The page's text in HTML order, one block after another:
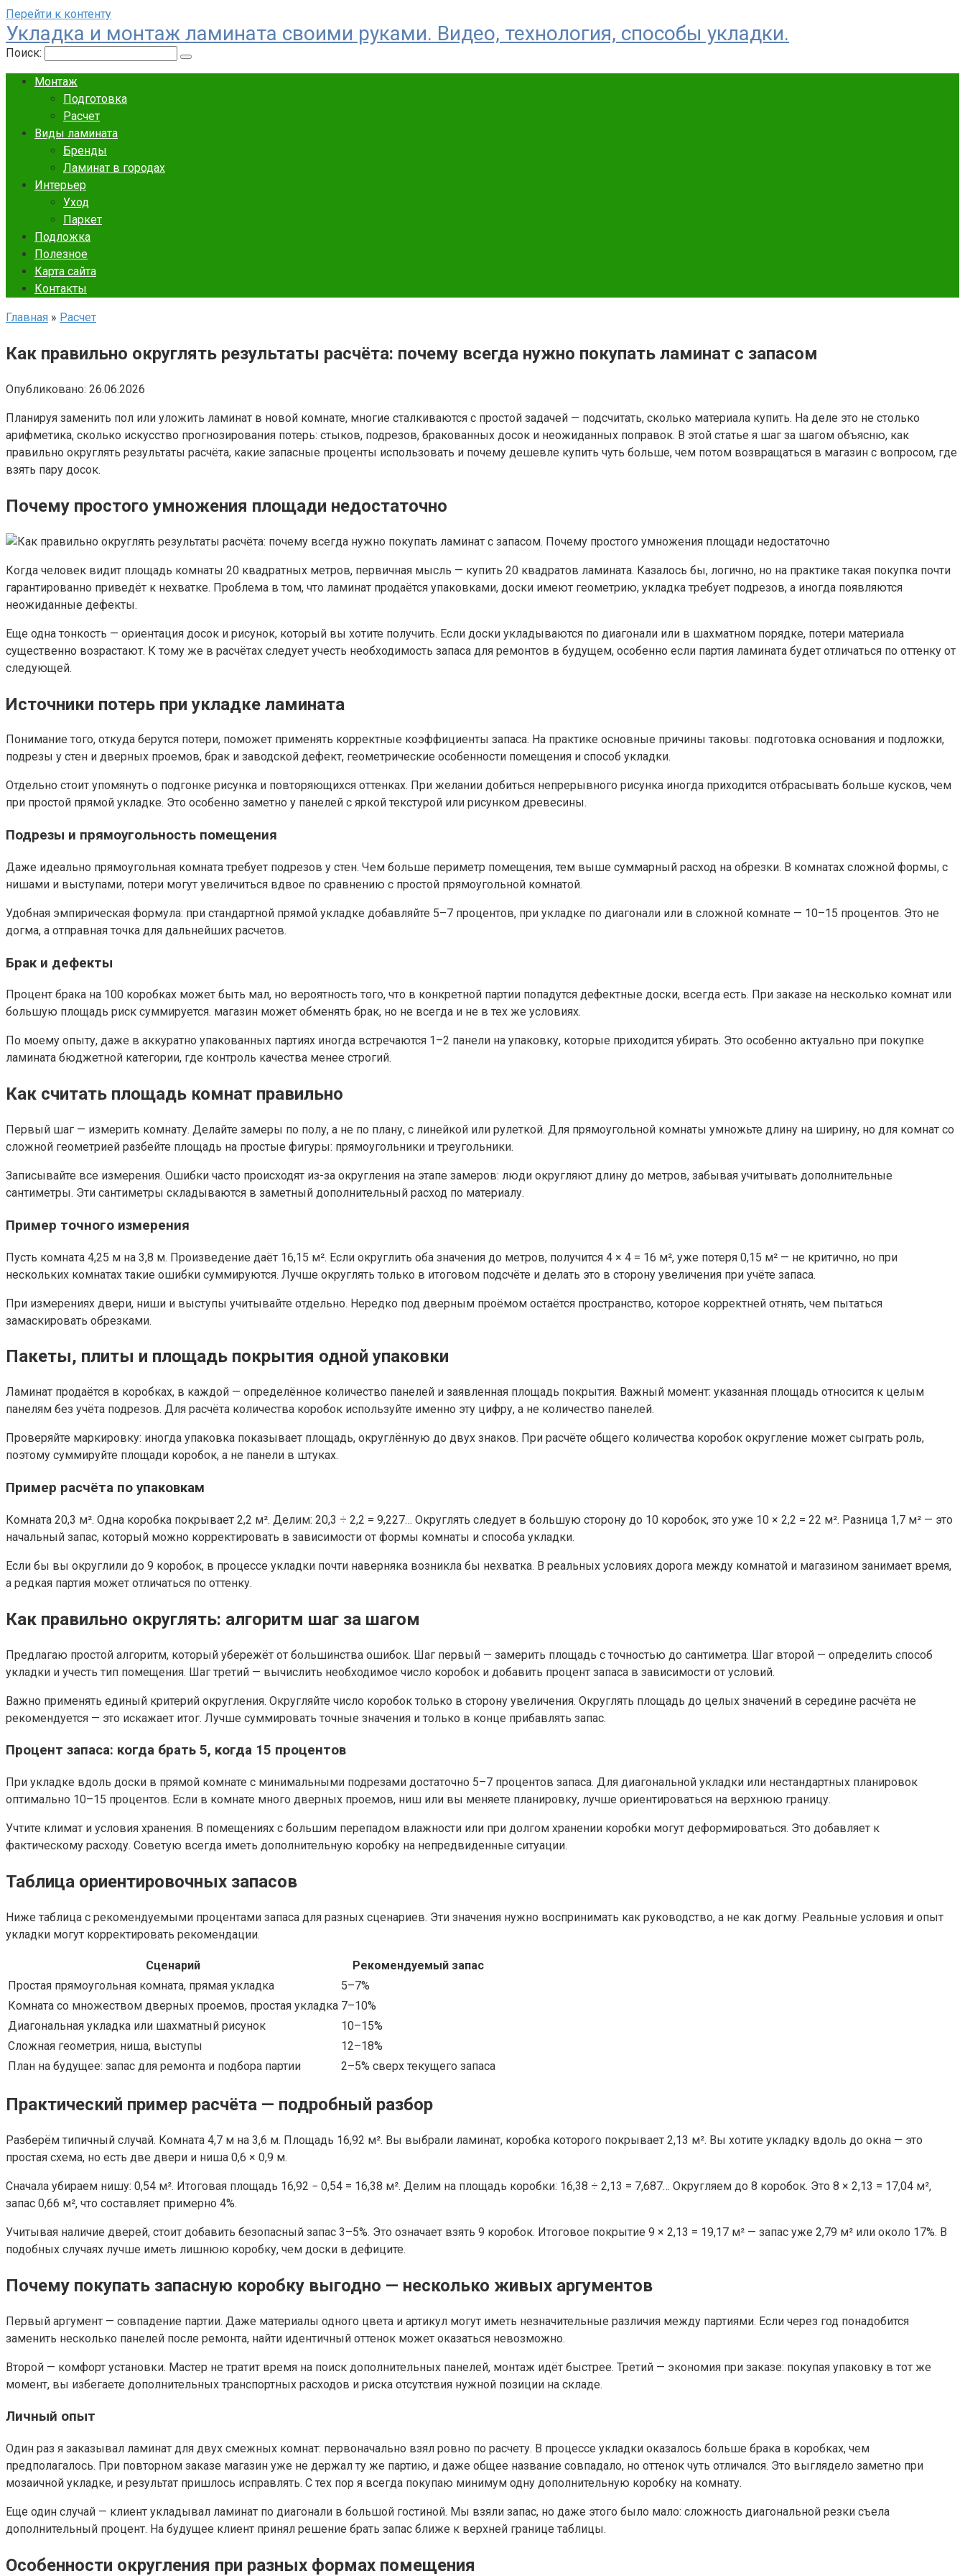
Перейти к контенту
Укладка и монтаж ламината своими руками. Видео, технология, способы укладки.
Поиск:
Монтаж
Подготовка
Расчет
Виды ламината
Бренды
Ламинат в городах
Интерьер
Уход
Паркет
Подложка
Полезное
Карта сайта
Контакты
Главная » Расчет
Как правильно округлять результаты расчёта: почему всегда нужно покупать ламинат с запасом
Опубликовано: 26.06.2026
Планируя заменить пол или уложить ламинат в новой комнате, многие сталкиваются с простой задачей — подсчитать, сколько материала купить. На деле это не столько
арифметика, сколько искусство прогнозирования потерь: стыков, подрезов, бракованных досок и неожиданных поправок. В этой статье я шаг за шагом объясню, как
правильно округлять результаты расчёта, какие запасные проценты использовать и почему дешевле купить чуть больше, чем потом возвращаться в магазин с вопросом, где
взять пару досок.
Почему простого умножения площади недостаточно
Когда человек видит площадь комнаты 20 квадратных метров, первичная мысль — купить 20 квадратов ламината. Казалось бы, логично, но на практике такая покупка почти
гарантированно приведёт к нехватке. Проблема в том, что ламинат продаётся упаковками, доски имеют геометрию, укладка требует подрезов, а иногда появляются
неожиданные дефекты.
Еще одна тонкость — ориентация досок и рисунок, который вы хотите получить. Если доски укладываются по диагонали или в шахматном порядке, потери материала
существенно возрастают. К тому же в расчётах следует учесть необходимость запаса для ремонтов в будущем, особенно если партия ламината будет отличаться по оттенку от
следующей.
Источники потерь при укладке ламината
Понимание того, откуда берутся потери, поможет применять корректные коэффициенты запаса. На практике основные причины таковы: подготовка основания и подложки,
подрезы у стен и дверных проемов, брак и заводской дефект, геометрические особенности помещения и способ укладки.
Отдельно стоит упомянуть о подгонке рисунка и повторяющихся оттенках. При желании добиться непрерывного рисунка иногда приходится отбрасывать больше кусков, чем
при простой прямой укладке. Это особенно заметно у панелей с яркой текстурой или рисунком древесины.
Подрезы и прямоугольность помещения
Даже идеально прямоугольная комната требует подрезов у стен. Чем больше периметр помещения, тем выше суммарный расход на обрезки. В комнатах сложной формы, с
нишами и выступами, потери могут увеличиться вдвое по сравнению с простой прямоугольной комнатой.
Удобная эмпирическая формула: при стандартной прямой укладке добавляйте 5–7 процентов, при укладке по диагонали или в сложной комнате — 10–15 процентов. Это не
догма, а отправная точка для дальнейших расчетов.
Брак и дефекты
Процент брака на 100 коробках может быть мал, но вероятность того, что в конкретной партии попадутся дефектные доски, всегда есть. При заказе на несколько комнат или
большую площадь риск суммируется. магазин может обменять брак, но не всегда и не в тех же условиях.
По моему опыту, даже в аккуратно упакованных партиях иногда встречаются 1–2 панели на упаковку, которые приходится убирать. Это особенно актуально при покупке
ламината бюджетной категории, где контроль качества менее строгий.
Как считать площадь комнат правильно
Первый шаг — измерить комнату. Делайте замеры по полу, а не по плану, с линейкой или рулеткой. Для прямоугольной комнаты умножьте длину на ширину, но для комнат со
сложной геометрией разбейте площадь на простые фигуры: прямоугольники и треугольники.
Записывайте все измерения. Ошибки часто происходят из-за округления на этапе замеров: люди округляют длину до метров, забывая учитывать дополнительные
сантиметры. Эти сантиметры складываются в заметный дополнительный расход по материалу.
Пример точного измерения
Пусть комната 4,25 м на 3,8 м. Произведение даёт 16,15 м². Если округлить оба значения до метров, получится 4 × 4 = 16 м², уже потеря 0,15 м² — не критично, но при
нескольких комнатах такие ошибки суммируются. Лучше округлять только в итоговом подсчёте и делать это в сторону увеличения при учёте запаса.
При измерениях двери, ниши и выступы учитывайте отдельно. Нередко под дверным проёмом остаётся пространство, которое корректней отнять, чем пытаться
замаскировать обрезками.
Пакеты, плиты и площадь покрытия одной упаковки
Ламинат продаётся в коробках, в каждой — определённое количество панелей и заявленная площадь покрытия. Важный момент: указанная площадь относится к целым
панелям без учёта подрезов. Для расчёта количества коробок используйте именно эту цифру, а не количество панелей.
Проверяйте маркировку: иногда упаковка показывает площадь, округлённую до двух знаков. При расчёте общего количества коробок округление может сыграть роль,
поэтому суммируйте площади коробок, а не панели в штуках.
Пример расчёта по упаковкам
Комната 20,3 м². Одна коробка покрывает 2,2 м². Делим: 20,3 ÷ 2,2 = 9,227… Округлять следует в большую сторону до 10 коробок, это уже 10 × 2,2 = 22 м². Разница 1,7 м² — это
начальный запас, который можно корректировать в зависимости от формы комнаты и способа укладки.
Если бы вы округлили до 9 коробок, в процессе укладки почти наверняка возникла бы нехватка. В реальных условиях дорога между комнатой и магазином занимает время,
а редкая партия может отличаться по оттенку.
Как правильно округлять: алгоритм шаг за шагом
Предлагаю простой алгоритм, который убережёт от большинства ошибок. Шаг первый — замерить площадь с точностью до сантиметра. Шаг второй — определить способ
укладки и учесть тип помещения. Шаг третий — вычислить необходимое число коробок и добавить процент запаса в зависимости от условий.
Важно применять единый критерий округления. Округляйте число коробок только в сторону увеличения. Округлять площадь до целых значений в середине расчёта не
рекомендуется — это искажает итог. Лучше суммировать точные значения и только в конце прибавлять запас.
Процент запаса: когда брать 5, когда 15 процентов
При укладке вдоль доски в прямой комнате с минимальными подрезами достаточно 5–7 процентов запаса. Для диагональной укладки или нестандартных планировок
оптимально 10–15 процентов. Если в комнате много дверных проемов, ниш или вы меняете планировку, лучше ориентироваться на верхнюю границу.
Учтите климат и условия хранения. В помещениях с большим перепадом влажности или при долгом хранении коробки могут деформироваться. Это добавляет к
фактическому расходу. Советую всегда иметь дополнительную коробку на непредвиденные ситуации.
Таблица ориентировочных запасов
Ниже таблица с рекомендуемыми процентами запаса для разных сценариев. Эти значения нужно воспринимать как руководство, а не как догму. Реальные условия и опыт
укладки могут корректировать рекомендации.
Сценарий
Рекомендуемый запас
Простая прямоугольная комната, прямая укладка
5–7%
Комната со множеством дверных проемов, простая укладка 7–10%
Диагональная укладка или шахматный рисунок
10–15%
Сложная геометрия, ниша, выступы
12–18%
План на будущее: запас для ремонта и подбора партии
2–5% сверх текущего запаса
Практический пример расчёта — подробный разбор
Разберём типичный случай. Комната 4,7 м на 3,6 м. Площадь 16,92 м². Вы выбрали ламинат, коробка которого покрывает 2,13 м². Вы хотите укладку вдоль до окна — это
простая схема, но есть две двери и ниша 0,6 × 0,9 м.
Сначала убираем нишу: 0,54 м². Итоговая площадь 16,92 − 0,54 = 16,38 м². Делим на площадь коробки: 16,38 ÷ 2,13 = 7,687… Округляем до 8 коробок. Это 8 × 2,13 = 17,04 м²,
запас 0,66 м², что составляет примерно 4%.
Учитывая наличие дверей, стоит добавить безопасный запас 3–5%. Это означает взять 9 коробок. Итоговое покрытие 9 × 2,13 = 19,17 м² — запас уже 2,79 м² или около 17%. В
подобных случаях лучше иметь лишнюю коробку, чем доски в дефиците.
Почему покупать запасную коробку выгодно — несколько живых аргументов
Первый аргумент — совпадение партии. Даже материалы одного цвета и артикул могут иметь незначительные различия между партиями. Если через год понадобится
заменить несколько панелей после ремонта, найти идентичный оттенок может оказаться невозможно.
Второй — комфорт установки. Мастер не тратит время на поиск дополнительных панелей, монтаж идёт быстрее. Третий — экономия при заказе: покупая упаковку в тот же
момент, вы избегаете дополнительных транспортных расходов и риска отсутствия нужной позиции на складе.
Личный опыт
Один раз я заказывал ламинат для двух смежных комнат: первоначально взял ровно по расчету. В процессе укладки оказалось больше брака в коробках, чем
предполагалось. При повторном заказе магазин уже не держал ту же партию, и даже общее название совпадало, но оттенок чуть отличался. Это выглядело заметно при
мозаичной укладке, и результат пришлось исправлять. С тех пор я всегда покупаю минимум одну дополнительную коробку на комнату.
Еще один случай — клиент укладывал ламинат по диагонали в большой гостиной. Мы взяли запас, но даже этого было мало: сложность диагональной резки съела
дополнительный процент. На будущее клиент принял решение брать запас ближе к верхней границе таблицы.
Особенности округления при разных формах помещения